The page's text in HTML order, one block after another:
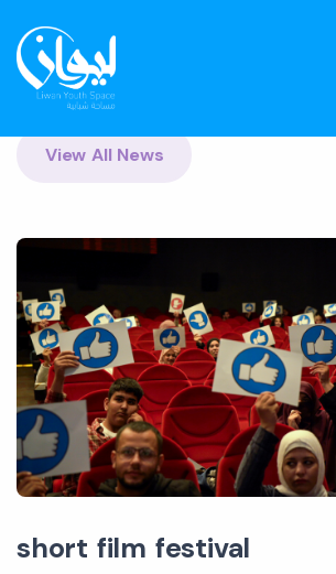
View All News
short film festival